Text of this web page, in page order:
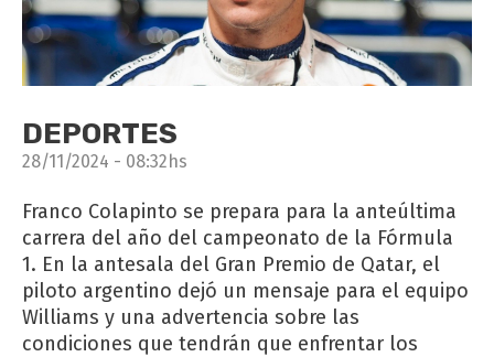
DEPORTES
28/11/2024 - 08:32hs
Franco Colapinto se prepara para la anteúltima
carrera del año del campeonato de la Fórmula
1. En la antesala del Gran Premio de Qatar, el
piloto argentino dejó un mensaje para el equipo
Williams y una advertencia sobre las
condiciones que tendrán que enfrentar los